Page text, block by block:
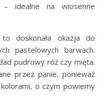
– idealne na wiosenne
doskonała okazja do
pastelowych barwach.
pudrowy róż czy mięta.
przez panie, ponieważ
o czym powiemy